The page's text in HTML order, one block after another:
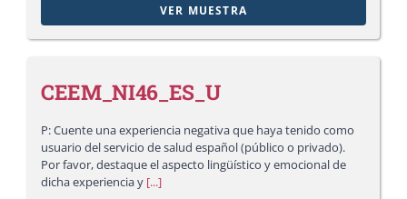
VER MUESTRA
CEEM_NI46_ES_U
P: Cuente una experiencia negativa que haya tenido como
usuario del servicio de salud español (público o privado).
Por favor, destaque el aspecto lingüístico y emocional de
dicha experiencia y [...]